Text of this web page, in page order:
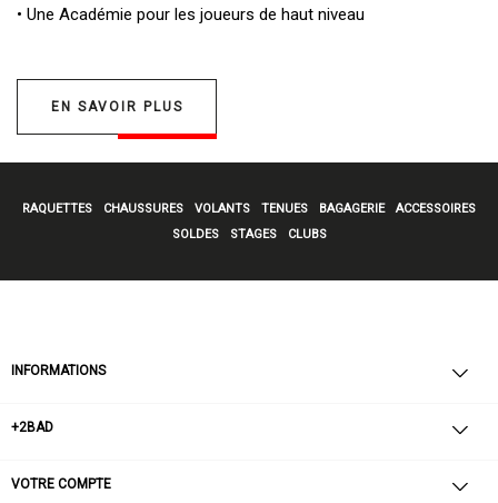
• Une Académie pour les joueurs de haut niveau
EN SAVOIR PLUS
RAQUETTES CHAUSSURES VOLANTS TENUES BAGAGERIE
ACCESSOIRES
SOLDES
STAGES CLUBS
INFORMATIONS
+2BAD
VOTRE COMPTE